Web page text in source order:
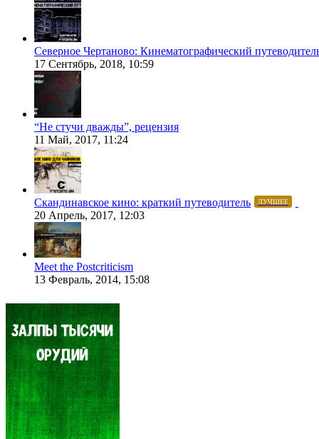
Северное Чертаново: Кинематографический
17 Сентябрь, 2018, 10:59
“Не стучи дважды”, рецензия
11 Май, 2017, 11:24
Скандинавское кино: краткий путеводитель ЛУЧШЕЕ
20 Апрель, 2017, 12:03
Meet the Postcriticism
13 Февраль, 2014, 15:08